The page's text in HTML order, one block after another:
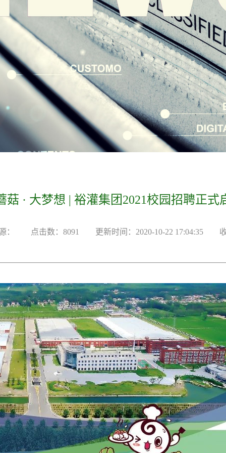
菇·大梦想|裕灌集团2021校园招聘正式
： 点击数：8091 更新时间：2020-10-2217:04:35